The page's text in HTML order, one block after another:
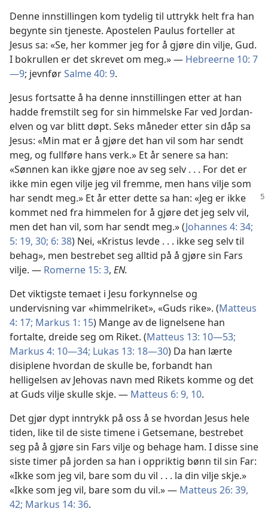
Denne innstillingen kom tydelig til uttrykk helt fra han
begynte sin tjeneste. Apostelen Paulus forteller at
Jesus sa: «Se, her kommer jeg for å gjøre din vilje, Gud.
I bokrullen er det skrevet om meg.» — Hebreerne 10: 7
—9; jevnførSalme 40: 9.
Jesus fortsatte å ha denne innstillingen etter at han
hadde fremstilt seg for sin himmelske Far ved Jordan-
elven og var blitt døpt. Seks måneder etter sin dåp sa
Jesus: «Min mat er å gjøre det han vil som har sendt
meg, og fullføre hans verk.» Et år senere sa han:
«Sønnen kan ikke gjøre noe av seg selv . . . For det er
ikke min egen vilje jeg vil fremme, men hans vilje som
har sendt meg.» Et år etter dette sa han: «Jeg er ikke
kommet ned fra himmelen for å gjøre det jeg selv vil,
men det han vil, som har sendt meg.» (Johannes 4: 34;
5: 19, 30; 6: 38) Nei, «Kristus levde . . . ikke seg selv til
behag», men bestrebet seg alltid på å gjøre sin Fars
vilje. — Romerne 15: 3, EN.
Det viktigste temaet i Jesu forkynnelse og
undervisning var «himmelriket», «Guds rike». (Matteus
4: 17; Markus 1: 15) Mange av de lignelsene han
fortalte, dreide seg om Riket. (Matteus 13: 10—53;
Markus 4: 10—34; Lukas 13: 18—30) Da han lærte
disiplene hvordan de skulle be, forbandt han
helligelsen av Jehovas navn med Rikets komme og det
at Guds vilje skulle skje. — Matteus 6: 9, 10.
Det gjør dypt inntrykk på oss å se hvordan Jesus hele
tiden, like til de siste timene i Getsemane, bestrebet
seg på å gjøre sin Fars vilje og behage ham. I disse sine
siste timer på jorden sa han i oppriktig bønn til sin Far:
«Ikke som jeg vil, bare som du vil . . . la din vilje skje.»
«Ikke som jeg vil, bare som du vil.» — Matteus 26: 39,
42; Markus 14: 36.